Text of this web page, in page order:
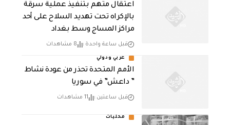
اعتقال متهم بتنفيذ عملية سرقة
بالإكراه تحت تهديد السلاح على أحد
مراكز المساج وسط بغداد
قبل ساعة واحدة 8 مشاهدات
عربي ودولي
الأمم المتحدة تحذر من عودة نشاط
” داعش” في سوريا
قبل ساعتين 11 مشاهدات
محليات